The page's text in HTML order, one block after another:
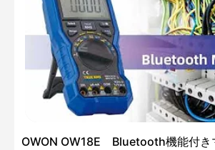
OWON OW18E Bluetooth機能付き